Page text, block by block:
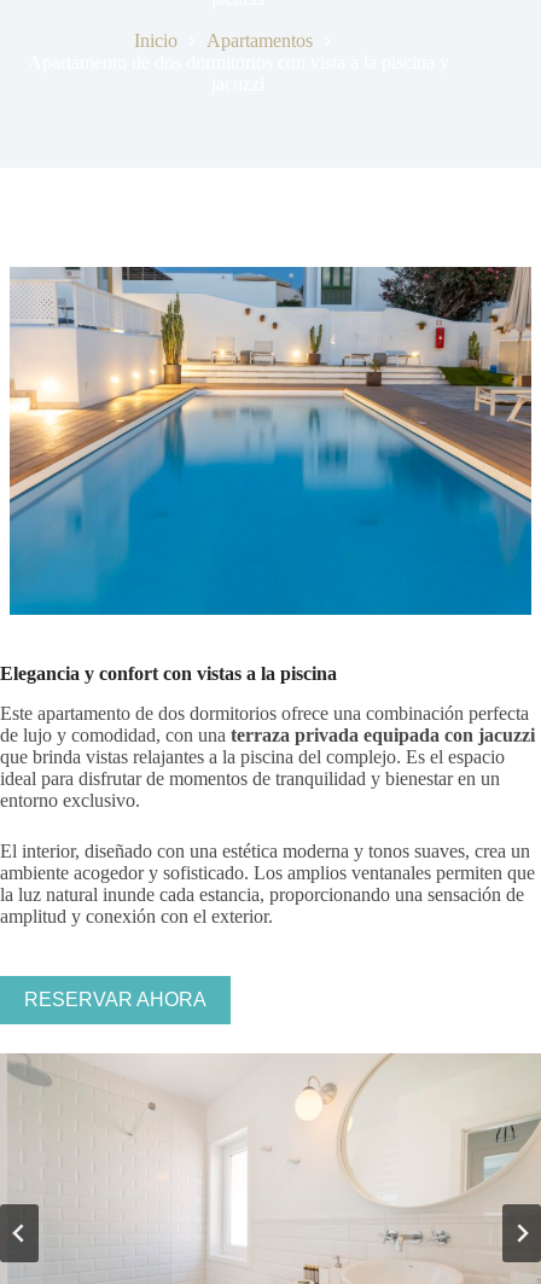
Inicio
Apartamentos
Elegancia y confort con vistas a la piscina
Este apartamento de dos dormitorios ofrece una combinación perfecta
de lujo y comodidad, con una terraza privada equipada con jacuzzi
que brinda vistas relajantes a la piscina del complejo. Es el espacio
ideal para disfrutar de momentos de tranquilidad y bienestar en un
entorno exclusivo.
El interior, diseñado con una estética moderna y tonos suaves, crea un
ambiente acogedor y sofisticado. Los amplios ventanales permiten que
la luz natural inunde cada estancia, proporcionando una sensación de
amplitud y conexión con el exterior.
RESERVAR AHORA